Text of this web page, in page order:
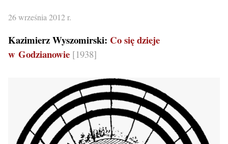
26 września 2012 r.
Kazimierz Wyszomirski: Co się dzieje
w Godzianowie [1938]